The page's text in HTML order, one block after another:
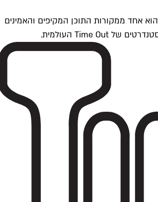
Time Outתל אביב הוא חלק מרשת Time Out Global — רשת מדיה בינלאומית הפועלת ב-360 ערים מרכזיות וב-60 מדינות ברחבי העולם. Time Out הוא אחד ממקורות התוכן המקיפים והאמינים